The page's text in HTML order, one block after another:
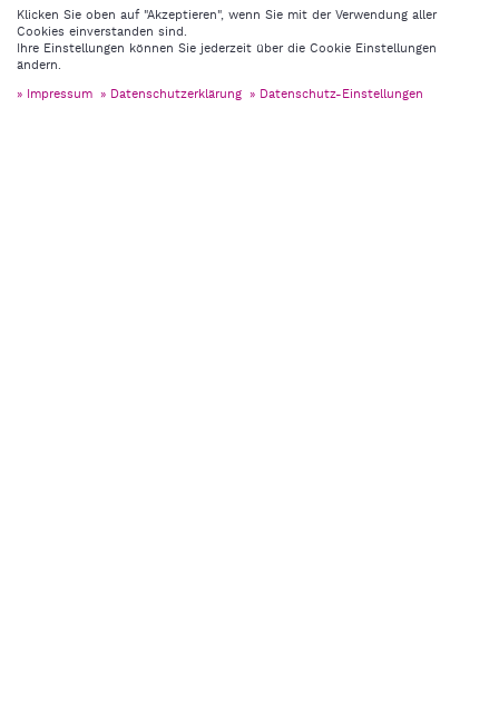
Absenden
Klicken Sie oben auf "Akzeptieren", wenn Sie mit der Verwendung aller
Cookies einverstanden sind.
Ihre Einstellungen können Sie jederzeit über die Cookie Einstellungen
ändern.
Impressum
Datenschutzerklärung Datenschutz-Einstellungen